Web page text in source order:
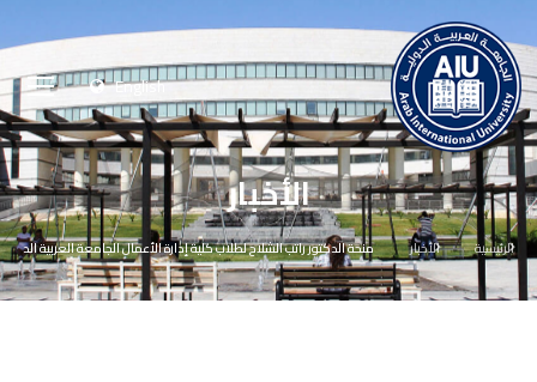
English
الأخبار
الرئيسية الأخبار منحة الدكتور راتب الشلاح لطلاب كلية إدارة الأعمال الجامعة العربية الد